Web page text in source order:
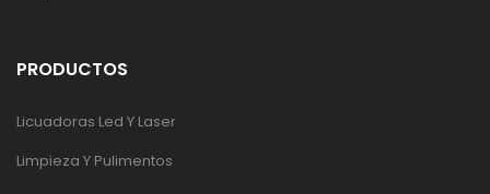
PRODUCTOS
Licuadoras Led Y Laser
Limpieza Y Pulimentos